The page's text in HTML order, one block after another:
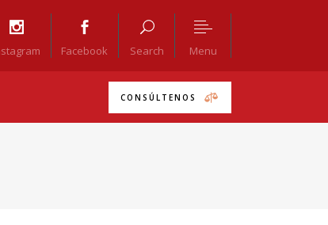
Facebook Search Menu
CONSÚLTENOS